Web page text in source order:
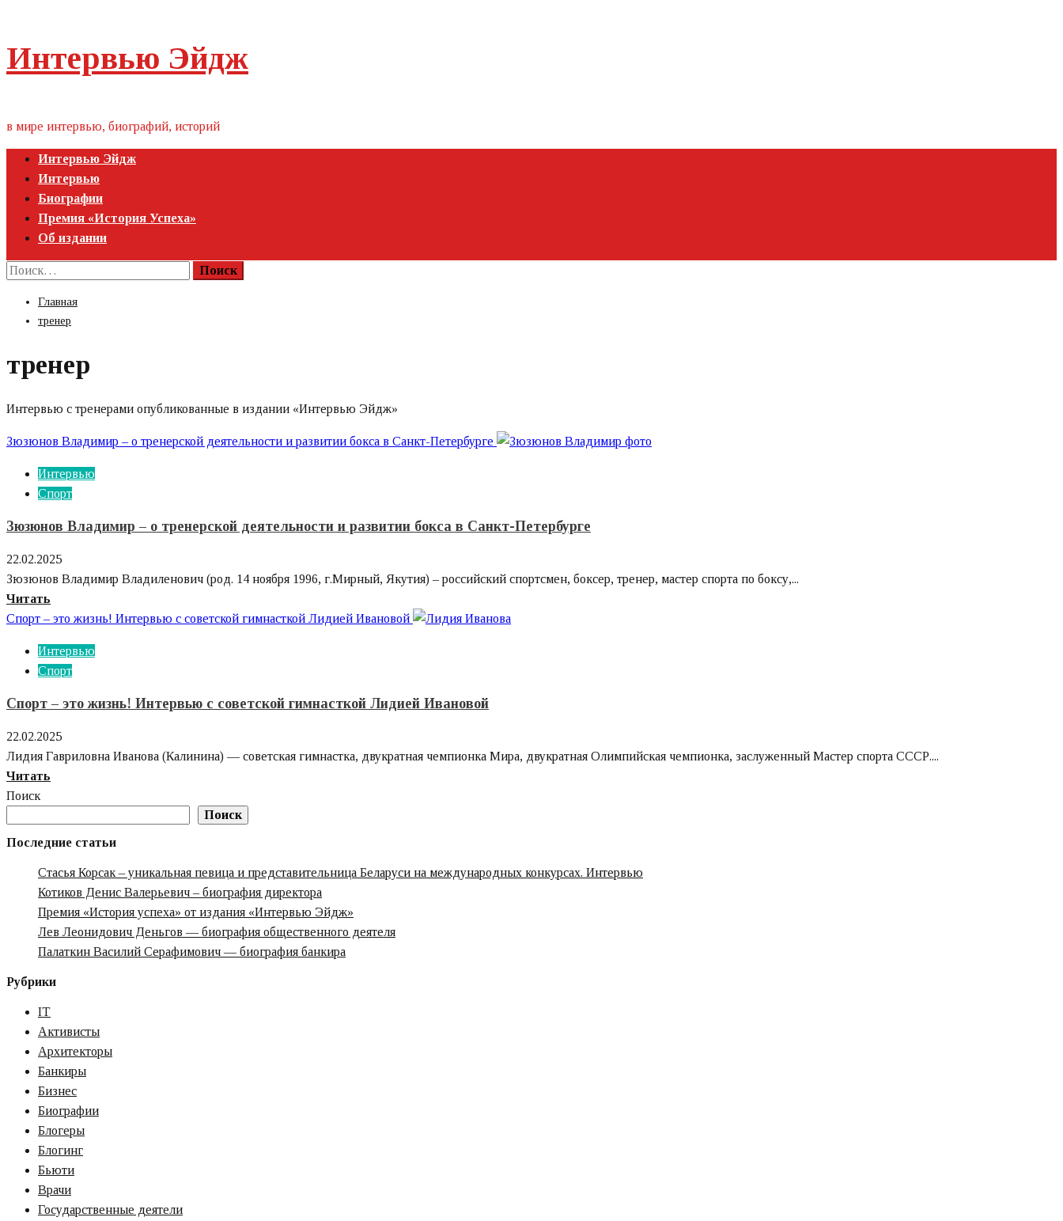
контент
Интервью Эйдж
в мире интервью, биографий, историй
Первичное
меню
Интервью Эйдж
Интервью
Биографии
Премия «‎История Успеха»‎
Об издании
Найти:
Главная
тренер
тренер
Интервью с тренерами опубликованные в издании «Интервью Эйдж»
Зюзюнов Владимир – о тренерской деятельности и развитии бокса в Санкт-Петербурге
Интервью
Спорт
Зюзюнов Владимир – о тренерской деятельности и развитии бокса в Санкт-Петербурге
22.02.2025
Зюзюнов Владимир Владиленович (род. 14 ноября 1996, г.Мирный, Якутия) – российский спортсмен, боксер, тренер, мастер спорта по боксу,...
Читать
больше
Зюзюнов
Владимир
тренерской
деятельности
Петербурге
Спорт – это жизнь! Интервью с советской гимнасткой Лидией Ивановой
Интервью
Спорт
Спорт – это жизнь! Интервью с советской гимнасткой Лидией Ивановой
22.02.2025
Лидия Гавриловна Иванова (Калинина) — советская гимнастка, двукратная чемпионка Мира, двукратная Олимпийская чемпионка, заслуженный Мастер спорта СССР....
Читать
это
жизнь!
Интервью
с
советской
Ивановой
Поиск
Поиск
Последние статьи
Стасья Корсак – уникальная певица и представительница Беларуси на международных конкурсах. Интервью
Котиков Денис Валерьевич – биография директора
Премия «‎История успеха» от издания «‎Интервью Эйдж»‎‎
Лев Леонидович Деньгов — биография общественного деятеля
Палаткин Василий Серафимович — биография банкира
Рубрики
IT
Активисты
Архитекторы
Банкиры
Бизнес
Биографии
Блогеры
Блогинг
Бьюти
Врачи
Государственные деятели